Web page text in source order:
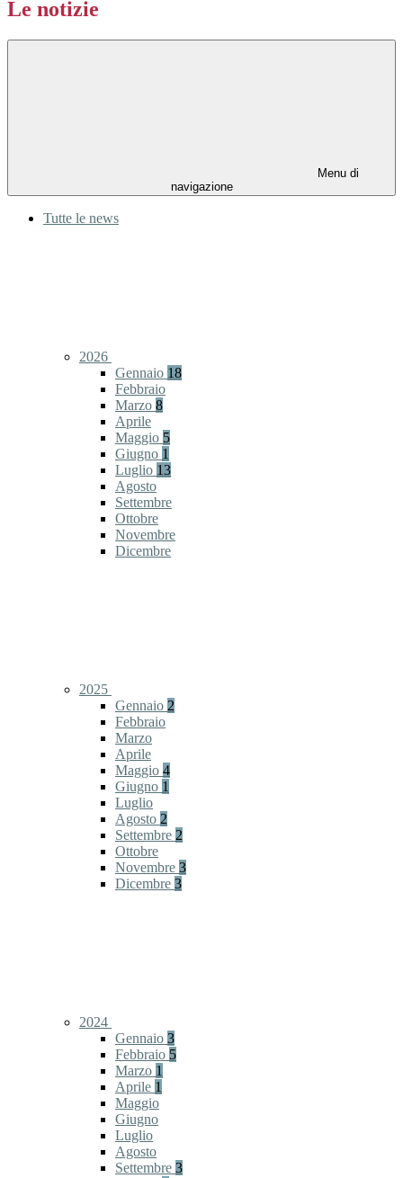
Le notizie
Menu di
navigazione
Tutte le news
2026
Gennaio 18
Febbraio
Marzo 8
Aprile
Maggio 5
Giugno 1
Luglio 13
Agosto
Settembre
Ottobre
Novembre
Dicembre
2025
Gennaio 2
Febbraio
Marzo
Aprile
Maggio 4
Giugno 1
Luglio
Agosto 2
Settembre 2
Ottobre
Novembre 3
Dicembre 3
2024
Gennaio 3
Febbraio 5
Marzo 1
Aprile 1
Maggio
Giugno
Luglio
Agosto
Settembre 3